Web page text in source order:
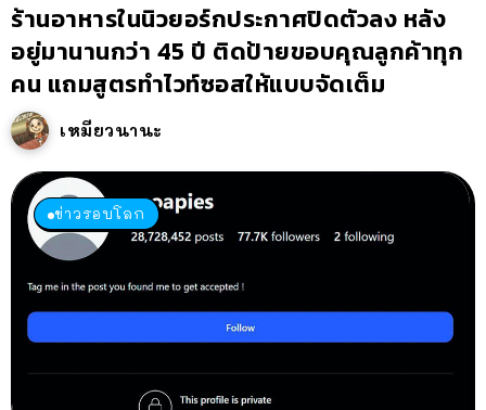
ร้านอาหารในนิวยอร์กประกาศปิดตัวลง หลัง
อยู่มานานกว่า 45 ปี ติดป้ายขอบคุณลูกค้าทุก
คน แถมสูตรทำไวท์ซอสให้แบบจัดเต็ม
เหมียวนานะ
ข่าวรอบโลก